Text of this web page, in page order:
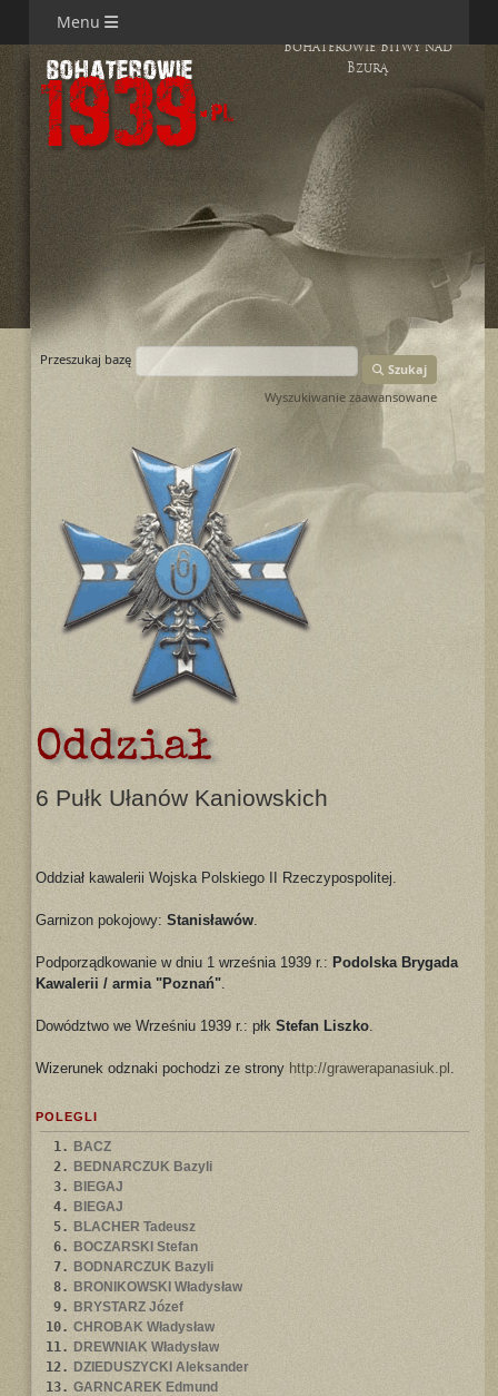
Menu
Bohaterowie Bitwy nad
Bzurą
Przeszukaj bazę
Szukaj
Wyszukiwanie zaawansowane
Oddział
6 Pułk Ułanów Kaniowskich
Oddział kawalerii Wojska Polskiego II Rzeczypospolitej.
Garnizon pokojowy: Stanisławów.
Podporządkowanie w dniu 1 września 1939 r.: Podolska Brygada
Kawalerii / armia "Poznań".
Dowództwo we Wrześniu 1939 r.: płk Stefan Liszko.
Wizerunek odznaki pochodzi ze strony http://grawerapanasiuk.pl .
POLEGLI
1. BACZ
2. BEDNARCZUK Bazyli
3. BIEGAJ
4. BIEGAJ
5. BLACHER Tadeusz
6. BOCZARSKI Stefan
7. BODNARCZUK Bazyli
8. BRONIKOWSKI Władysław
9. BRYSTARZ Józef
10. CHROBAK Władysław
11. DREWNIAK Władysław
12. DZIEDUSZYCKI Aleksander
13. GARNCAREK Edmund